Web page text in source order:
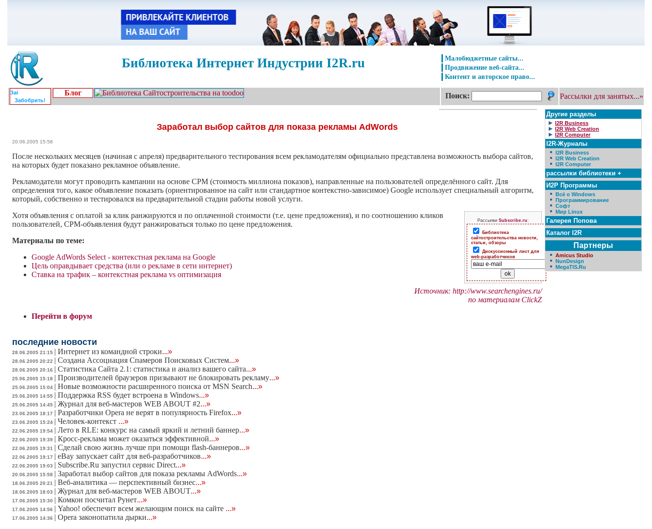
Библиотека Интернет Индустрии I2R.ru
Малобюджетные сайты...
Продвижение веб-сайта...
Контент и авторское право...
Забобрить!
Блог Поиск: Рассылки для занятых...»
Заработал выбор сайтов для показа рекламы AdWords
20.06.2005 15:58
После нескольких месяцев (начиная с апреля) предварительного тестирования всем рекламодателям официально представлена возможность выбора сайтов,
на которых будет показано рекламное объявление.
Рекламодатели могут проводить кампании на основе CPM (стоимость миллиона показов), направленные на пользователей определённого сайт. Для
определения того, какое объявление показать (ориентированное на сайт или стандартное контекстно-зависимое) Google использует специальный алгоритм,
который, собственно и тестировался на предварительной стадии работы новой услуги.
Рассылки Subscribe.ru:
Библиотека
сайтостроительства новости,
статьи, обзоры
Дискуссионный лист для
web-разработчиков
Хотя объявления с оплатой за клик ранжируются и по оплаченной стоимости (т.е. цене предложения), и по соотношению кликов
пользователей, CPM-объявления будут ранжироваться только по цене предложения.
Материалы по теме:
Google AdWords Select - контекстная реклама на Google
Цель оправдывает средства (или о рекламе в сети интернет)
Ставка на трафик – контекстная реклама vs оптимизация
Источник: http://www.searchengines.ru/
по материалам ClickZ
Перейти в форум
последние новости
28.06.2005 21:15 | Интернет из командной строки...»
28.06.2005 20:22 | Создана Ассоциация Спамеров Поисковых Систем...»
28.06.2005 20:16 | Статистика Сайта 2.1: статистика и анализ вашего сайта...»
25.06.2005 15:18 | Производителей браузеров призывают не блокировать рекламу...»
25.06.2005 15:04 | Новые возможности расширенного поиска от MSN Search...»
25.06.2005 14:55 | Поддержка RSS будет встроена в Windows...»
25.06.2005 14:45 | Журнал для веб-мастеров WEB ABOUT #2...»
23.06.2005 18:17 | Разработчики Opera не верят в популярность Firefox...»
23.06.2005 15:24 | Человек-контекст ...»
22.06.2005 19:54 | Лето в RLE: конкурс на самый яркий и летний баннер...»
22.06.2005 19:39 | Кросс-реклама может оказаться эффективной...»
22.06.2005 19:31 | Сделай свою жизнь лучше при помощи flash-баннеров...»
22.06.2005 19:17 | eBay запускает сайт для веб-разработчиков...»
22.06.2005 19:03 | Subscribe.Ru запустил сервис Direct...»
20.06.2005 15:58 | Заработал выбор сайтов для показа рекламы AdWords...»
18.06.2005 20:21 | Веб-аналитика — перспективный бизнес...»
18.06.2005 18:03 | Журнал для веб-мастеров WEB ABOUT...»
17.06.2005 15:30 | Комкон посчитал Рунет...»
17.06.2005 14:56 | Yahoo! обеспечит всем желающим поиск на сайте ...»
17.06.2005 14:36 | Opera законопатила дырки...»
Другие разделы
I2R Business
I2R Web Creation
I2R Computer
I2R-Журналы
I2R Business
I2R Web Creation
I2R Computer
рассылки библиотеки +
И2Р Программы
Всё о Windows
Программирование
Софт
Мир Linux
Галерея Попова
Каталог I2R
Партнеры
Amicus Studio
NunDesign
MegaTIS.Ru